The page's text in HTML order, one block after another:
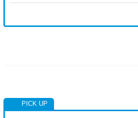
摘‥」